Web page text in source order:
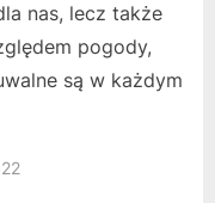
nas, lecz także
pogody,
są w każdym